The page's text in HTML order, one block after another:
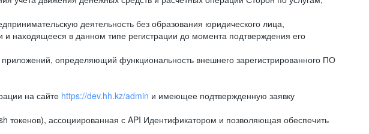
деятельность без образования юридического лица,
находящееся в данном типе регистрации до момента подтверждения его
определяющий функциональность внешнего зарегистрированного ПО
на сайте https://dev.hh.kz/admin и имеющее подтвержденную заявку
токенов), ассоциированная с API Идентификатором и позволяющая обеспечить